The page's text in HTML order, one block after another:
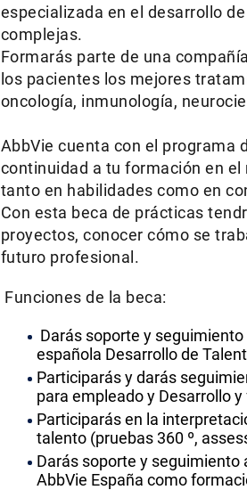
especializada en el desarrollo
complejas.
Formarás parte de una
los pacientes los mejores
oncología, inmunología,
AbbVie cuenta con el programa
continuidad a tu formación en
tanto en habilidades como en
Con esta beca de prácticas
proyectos, conocer cómo se
futuro profesional.
Funciones de la beca:
Darás soporte y
española Desarrollo de
Participarás y darás
para empleado y Desarrollo
Participarás en la
talento (pruebas 360 º,
Darás soporte y
AbbVie España como